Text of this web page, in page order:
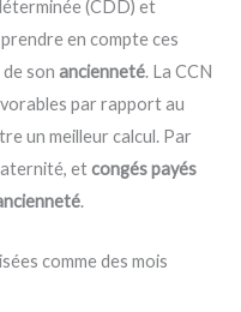
(CDD) et
en compte ces
de sonancienneté. La CCN
par rapport au
un meilleur calcul. Par
etcongés payés
.
comme des mois